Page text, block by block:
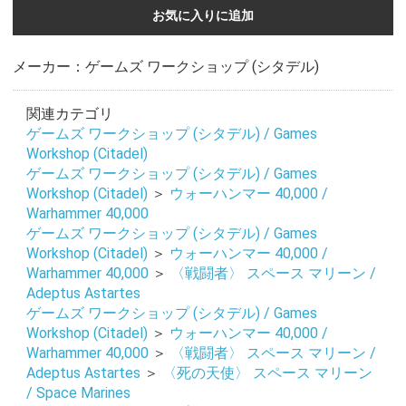
お買い物を続ける カートへ進む
お気に入りに追加
メーカー：ゲームズ ワークショップ (シタデル)
関連カテゴリ
ゲームズ ワークショップ (シタデル) / Games
Workshop (Citadel)
ゲームズ ワークショップ (シタデル) / Games
Workshop (Citadel) ＞ ウォーハンマー 40,000 /
Warhammer 40,000
ゲームズ ワークショップ (シタデル) / Games
Workshop (Citadel) ＞ ウォーハンマー 40,000 /
Warhammer 40,000 ＞
〈戦闘者〉 スペース マリーン /
Adeptus Astartes
ゲームズ ワークショップ (シタデル) / Games
Workshop (Citadel) ＞ ウォーハンマー 40,000 /
Warhammer 40,000 ＞
〈戦闘者〉 スペース マリーン /
Adeptus Astartes ＞
〈死の天使〉 スペース マリーン
/ Space Marines